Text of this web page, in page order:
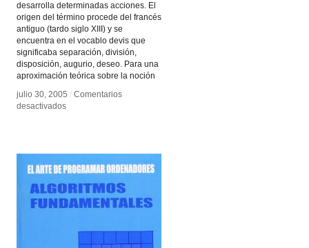
desarrolla determinadas acciones. El
origen del término procede del francés
antiguo (tardo siglo XIII) y se
encuentra en el vocablo devis que
significaba separación, división,
disposición, augurio, deseo. Para una
aproximación teórica sobre la noción
julio 30, 2005 / Comentarios
desactivadosen
julio 30, 2005 / Comentarios
desactivadosen